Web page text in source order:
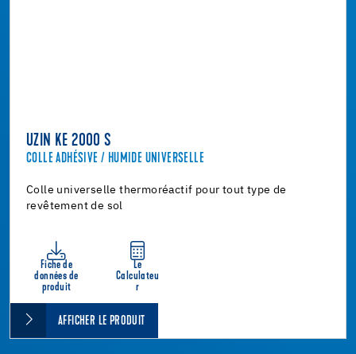
UZIN KE 2000 S
COLLE ADHÉSIVE / HUMIDE UNIVERSELLE
Colle universelle thermoréactif pour tout type de
revêtement de sol
Fiche de
données de
produit
Le
Calculateu
r
AFFICHER LE PRODUIT